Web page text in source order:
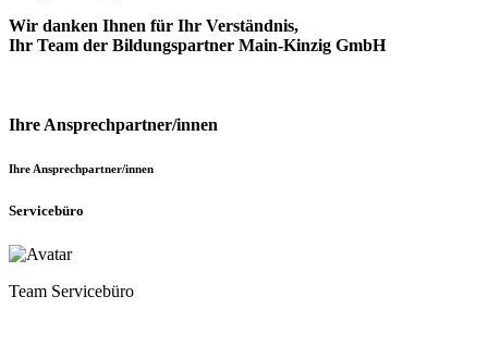
Wir danken Ihnen für Ihr Verständnis,
Ihr Team der Bildungspartner Main-Kinzig GmbH
Ihre Ansprechpartner/innen
Ihre Ansprechpartner/innen
Servicebüro
Team Servicebüro